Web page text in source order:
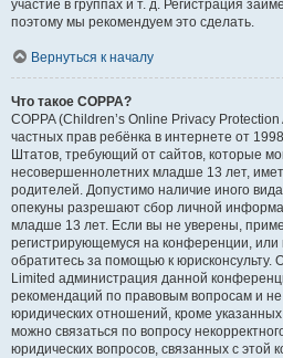
участие в группах и т. д. Регистрация
поэтому мы рекомендуем это сделать.
Вернуться к началу
Что такое COPPA?
COPPA (Children’s Online Privacy
частных прав ребёнка в интернете от
Штатов, требующий от сайтов, которые
несовершеннолетних младше 13 лет,
родителей. Допустимо наличие иного
опекуны разрешают сбор личной
младше 13 лет. Если вы не уверены,
регистрирующемуся на конференции,
обратитесь за помощью к юрисконсульту.
Limited администрация данной
рекомендаций по правовым вопросам и
юридических отношений, кроме
можно связаться по вопросу
юридических вопросов, связанных с этой